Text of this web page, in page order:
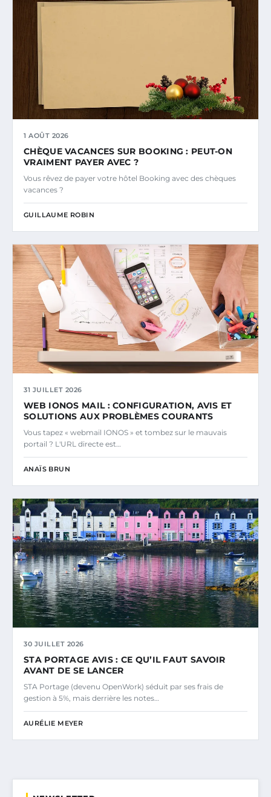
1 AOÛT 2026
CHÈQUE VACANCES SUR BOOKING : PEUT-ON
VRAIMENT PAYER AVEC ?
Vous rêvez de payer votre hôtel Booking avec des chèques
vacances ?
GUILLAUME ROBIN
31 JUILLET 2026
WEB IONOS MAIL : CONFIGURATION, AVIS ET
SOLUTIONS AUX PROBLÈMES COURANTS
Vous tapez « webmail IONOS » et tombez sur le mauvais
portail ? L'URL directe est…
ANAÏS BRUN
30 JUILLET 2026
STA PORTAGE AVIS : CE QU’IL FAUT SAVOIR
AVANT DE SE LANCER
STA Portage (devenu OpenWork) séduit par ses frais de
gestion à 5%, mais derrière les notes…
AURÉLIE MEYER